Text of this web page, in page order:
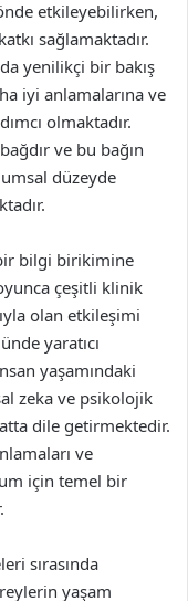
etkileyebilirken,
sağlamaktadır.
yenilikçi bir bakış
iyi anlamalarına ve
olmaktadır.
ve bu bağın
düzeyde
bilgi birikimine
çeşitli klinik
olan etkileşimi
yaratıcı
yaşamındaki
zeka ve psikolojik
dile getirmektedir.
ve
için temel bir
sırasında
yaşam